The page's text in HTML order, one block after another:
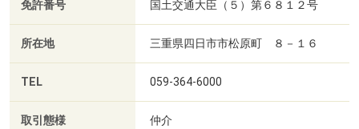
免許番号 国土交通大臣（５）第６８１２号
所在地 三重県四日市市松原町 ８－１６
TEL 059-364-6000
取引態様 仲介